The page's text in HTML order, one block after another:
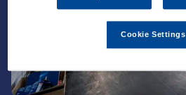
Cookie Settings